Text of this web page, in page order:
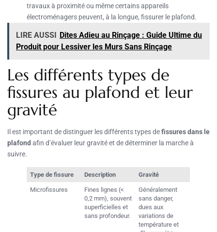
travaux à proximité ou même certains appareils
électroménagers peuvent, à la longue, fissurer le plafond.
LIRE AUSSI
Dites Adieu au Rinçage : Guide Ultime du
Produit pour Lessiver les Murs Sans Rinçage
Les différents types de
fissures au plafond et leur
gravité
Il est important de distinguer les différents types defissures dans le
plafond afin d’évaluer leur gravité et de déterminer la marche à
suivre.
Type de fissure Description Gravité
Microfissures
Fines lignes (<
0,2 mm), souvent
superficielles et
sans profondeur.
Généralement
sans danger,
dues aux
variations de
température et